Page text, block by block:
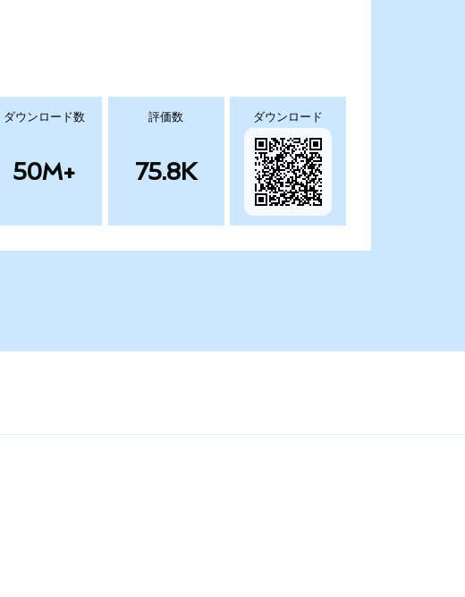
ダウンロード数
50M+
評価数
75.8K
ダウンロード